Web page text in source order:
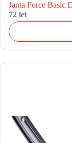
Janta Force Basic
72 lei